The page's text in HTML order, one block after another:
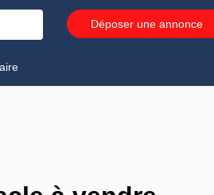
Déposer une annonce